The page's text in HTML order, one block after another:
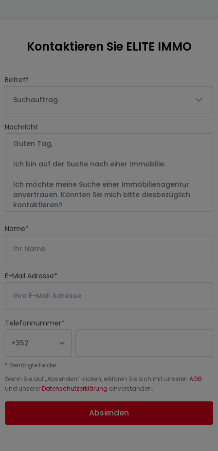
Kontaktieren Sie ELITE IMMO
Betreff
Suchauftrag
Nachricht
Name*
E-Mail Adresse*
Telefonnummer*
* Benötigte Felder
Wenn Sie auf „Absenden“ klicken, erklären Sie sich mit unseren AGB
und unserer Datenschutzerklärung einverstanden.
Absenden